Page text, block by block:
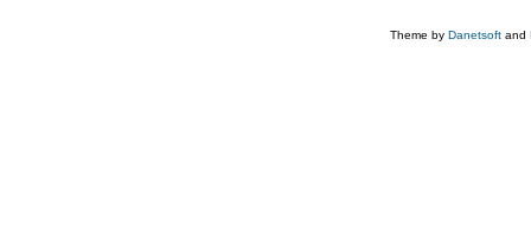
Theme by Danetsoft and